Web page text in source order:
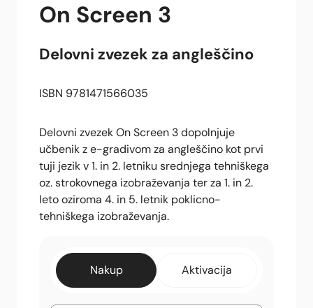
On Screen 3
Delovni zvezek za angleščino
ISBN 9781471566035
Delovni zvezek On Screen 3 dopolnjuje
učbenik z e-gradivom za angleščino kot prvi
tuji jezik v 1. in 2. letniku srednjega tehniškega
oz. strokovnega izobraževanja ter za 1. in 2.
leto oziroma 4. in 5. letnik poklicno-
tehniškega izobraževanja.
Nakup Aktivacija